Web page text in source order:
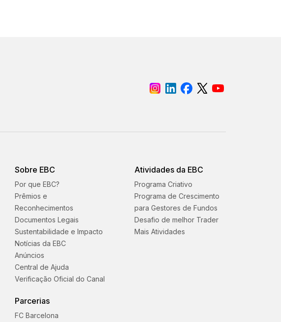
Sobre EBC
Por que EBC?
Prêmios e
Reconhecimentos
Documentos Legais
Sustentabilidade e Impacto
Notícias da EBC
Anúncios
Central de Ajuda
Verificação Oficial do Canal
Parcerias
FC Barcelona
Atividades da EBC
Programa Criativo
Programa de Crescimento
para Gestores de Fundos
Desafio de melhor Trader
Mais Atividades